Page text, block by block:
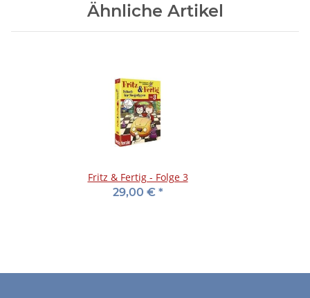
Ähnliche Artikel
Fritz & Fertig - Folge 3
29,00 € *